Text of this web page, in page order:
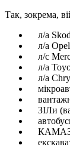
Так, зокрема,
л/а
л/а Opel
л/с
л/а
л/а
ЗІЛи
КАМАЗ